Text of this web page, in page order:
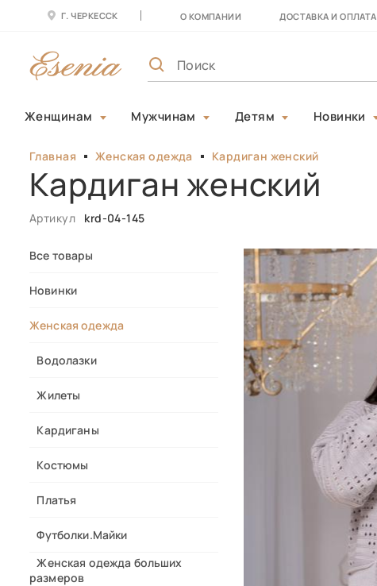
Г. ЧЕРКЕССК О КОМПАНИИ ДОСТАВКА И ОПЛАТА
Женщинам Мужчинам Детям Новинки
Главная Женская одежда Кардиган женский
Кардиган женский
Артикул krd-04-145
Все товары
Новинки
Женская одежда
Водолазки
Жилеты
Кардиганы
Костюмы
Платья
Футболки.Майки
Женская одежда больших
размеров